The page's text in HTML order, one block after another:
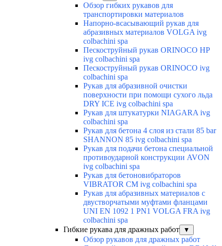
Обзор гибких рукавов для
транспортировки материалов
Напорно-всасывающий рукав для
абразивных материалов VOLGA ivg
colbachini spa
Пескоструйный рукав ORINOCO HP
ivg colbachini spa
Пескоструйный рукав ORINOCO ivg
colbachini spa
Рукав для абразивной очистки
поверхности при помощи сухого льда
DRY ICE ivg colbachini spa
Рукав для штукатурки NIAGARA ivg
colbachini spa
Рукав для бетона 4 слоя из стали 85 bar
SHANNON 85 ivg colbachini spa
Рукав для подачи бетона специальной
противоударной конструкции AVON
ivg colbachini spa
Рукав для бетоновибраторов
VIBRATOR CM ivg colbachini spa
Рукав для абразивных материалов с
двустворчатыми муфтами фланцами
UNI EN 1092 1 PN1 VOLGA FRA ivg
colbachini spa
Гибкие рукава для дражных работ
▼
Обзор рукавов для дражных работ